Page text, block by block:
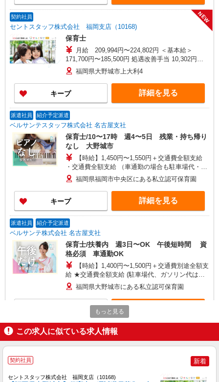
契約社員
セントスタッフ株式会社 福岡支店（10168)
NEW
保育士
月給 209,994円〜224,802円 ＜基本給＞
171,700円〜185,500円 処遇改善手当 10,302円〜
11,310円 特殊業務手当 7,992円 処遇手当
10,000円 早出退出手当 10,000円 ・対象者に支給
される手当 月上限40,000円※車通勤者は2,000円/
月 住宅手当 園の規定により支給（上限28,000
円） 固定残業なし ＜昇給・賞与＞ 昇給：あり 賞
与：あり(年2回 約4.4か月※前年実績)※1年目は
約2.6か月 ※給与幅は経験・能力による
福岡県大野城市上大利4
キープ 詳細を見る
派遣社員 紹介予定派遣
ベルサンテスタッフ株式会社 名古屋支社
保育士/10〜17時 週4〜5日 残業・持ち帰り
なし 大野城市
【時給】1,450円〜1,550円＋交通費全額支給
・交通費全額支給 （車通勤の場合も駐車場代・ガ
ソリン代は弊社負担） ・各種保険完備 ・昇給あり
福岡県福岡市中央区にある私立認可保育園
キープ 詳細を見る
派遣社員 紹介予定派遣
ベルサンテ株式会社 名古屋支社
保育士/扶養内 週3日〜OK 午後短時間 資
格必須 車通勤OK
【時給】1,400円〜1,500円＋交通費別途全額支
給 ★交通費全額支給 (駐車場代、ガソリン代は弊
社負担。自己負担なし) ★社会保険完備、昇給あり
福岡県大野城市にある私立認可保育園
アルバイト パート
株式会社アスカクリエート 福岡支店（jb577411）
時給 1,115円 〜 1,200円 ※給与幅は経験・能
力により考慮 交通費あり／距離に応じて支給あり
もっと見る
この求人に似ている求人情報
契約社員 新着
セントスタッフ株式会社 福岡支店（10168)